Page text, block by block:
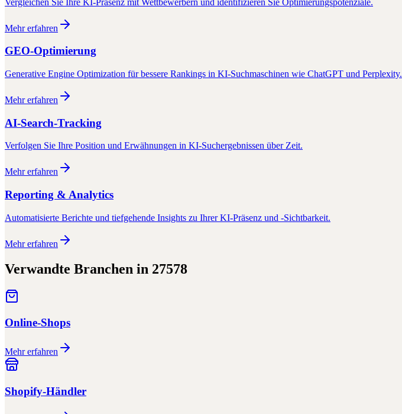
Mehr erfahren
GEO-Optimierung
Generative Engine Optimization für bessere Rankings in KI-Suchmaschinen wie ChatGPT und Perplexity.
Mehr erfahren
AI-Search-Tracking
Verfolgen Sie Ihre Position und Erwähnungen in KI-Suchergebnissen über Zeit.
Mehr erfahren
Reporting & Analytics
Automatisierte Berichte und tiefgehende Insights zu Ihrer KI-Präsenz und -Sichtbarkeit.
Mehr erfahren
Verwandte Branchen in 27578
Online-Shops
Mehr erfahren
Shopify-Händler